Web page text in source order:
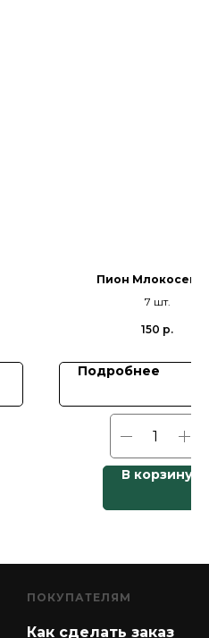
Пион
7 шт.
150 р.
Подробнее
В корзину
ПОКУПАТЕЛЯМ
Как сделать заказ